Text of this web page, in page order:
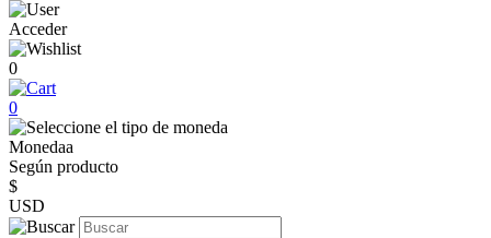
Acceder
0
0
Monedaa
Según producto
$
USD